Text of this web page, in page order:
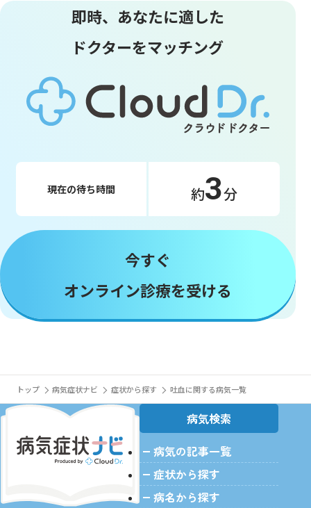
即時、あなたに適した
ドクターをマッチング
現在の待ち時間 約3分
今すぐ
オンライン診療を受ける
トップ 病気症状ナビ 症状から探す 吐血に関する病気一覧
病気検索
病気の記事一覧
症状から探す
病名から探す